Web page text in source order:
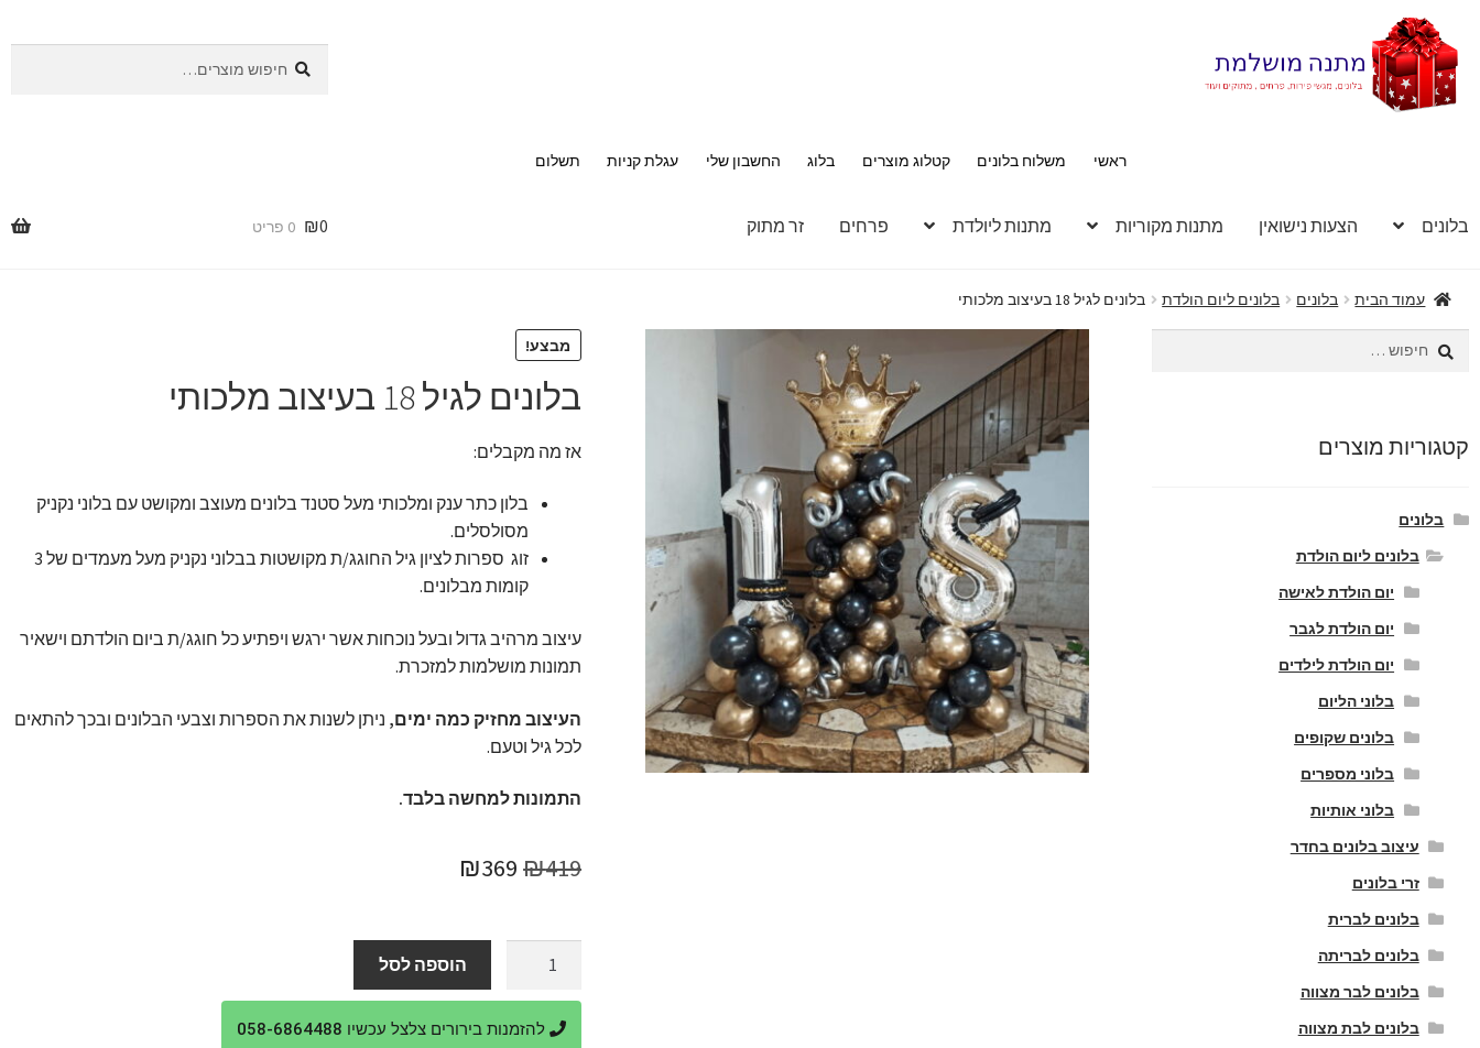
לניווט
לדלג
לתוכן
עבור:
ראשי משלוח בלונים קטלוג מוצרים בלוג החשבון שלי עגלת קניות תשלום
בלונים הצעות נישואין מתנות מקוריות מתנות ליולדת פרחים זר מתוק ₪0 0 פריט
עמוד הבית בלונים בלונים ליום הולדת בלונים לגיל 18 בעיצוב מלכותי
מבצע!
בלונים לגיל 18 בעיצוב מלכותי
אז מה מקבלים:
בלון כתר ענק ומלכותי מעל סטנד בלונים מעוצב ומקושט עם בלוני נקניק
מסולסלים.
זוג ספרות לציון גיל החוגג/ת מקושטות בבלוני נקניק מעל מעמדים של 3
קומות מבלונים.
עיצוב מרהיב גדול ובעל נוכחות אשר ירגש ויפתיע כל חוגג/ת ביום הולדתם וישאיר
תמונות מושלמות למזכרת.
העיצוב מחזיק כמה ימים, ניתן לשנות את הספרות וצבעי הבלונים ובכך להתאים
לכל גיל וטעם.
התמונות למחשה בלבד.
₪419
המחיר
היה:
₪419.
₪369
הוא:
₪369.
בלונים
לגיל
הוספה לסל
להזמנות בירורים צלצל עכשיו 058-6864488
חיפוש:
קטגוריות מוצרים
בלונים
בלונים ליום הולדת
יום הולדת לאישה
יום הולדת לגבר
יום הולדת לילדים
בלוני הליום
בלונים שקופים
בלוני מספרים
בלוני אותיות
עיצוב בלונים בחדר
זרי בלונים
בלונים לברית
בלונים לבריתה
בלונים לבר מצווה
בלונים לבת מצווה